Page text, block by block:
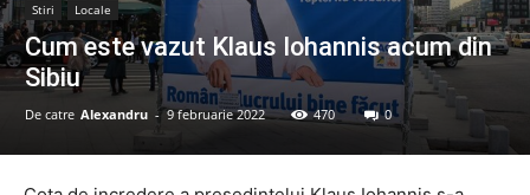
Stiri Locale
Cum este vazut Klaus Iohannis acum din
Sibiu
De catre Alexandru - 9 februarie 2022 470 0